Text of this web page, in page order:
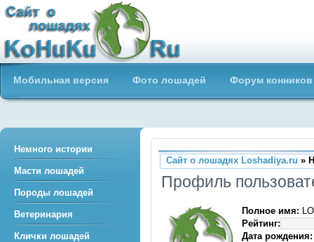
Сайт о лошадях loshadiya.ru
Приветствуем всех любителей
лошадей и конного спорта!
Мобильная версия Фото лошадей Форум конников
Сайт о лошадях Loshadiya.ru »
Профиль
Полное имя:
Рейтинг:
Дата рождения:
Немного истории
Масти лошадей
Породы лошадей
Ветеринария
Клички лошадей